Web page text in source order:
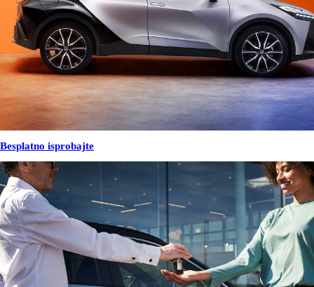
Besplatno isprobajte